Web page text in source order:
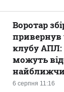
6 серпня 11:16
Воротар
привернув
клубу
можуть